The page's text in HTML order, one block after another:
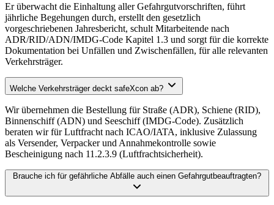
Er überwacht die Einhaltung aller Gefahrgutvorschriften, führt
jährliche Begehungen durch, erstellt den gesetzlich
vorgeschriebenen Jahresbericht, schult Mitarbeitende nach
ADR/RID/ADN/IMDG-Code Kapitel 1.3 und sorgt für die korrekte
Dokumentation bei Unfällen und Zwischenfällen, für alle relevanten
Verkehrsträger.
Welche Verkehrsträger deckt safeXcon ab?
Wir übernehmen die Bestellung für Straße (ADR), Schiene (RID),
Binnenschiff (ADN) und Seeschiff (IMDG-Code). Zusätzlich
beraten wir für Luftfracht nach ICAO/IATA, inklusive Zulassung
als Versender, Verpacker und Annahmekontrolle sowie
Bescheinigung nach 11.2.3.9 (Luftfrachtsicherheit).
Brauche ich für gefährliche Abfälle auch einen Gefahrgutbeauftragten?